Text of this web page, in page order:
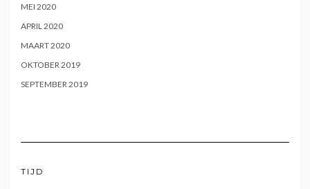
MEI 2020
APRIL 2020
MAART 2020
OKTOBER 2019
SEPTEMBER 2019
TIJD